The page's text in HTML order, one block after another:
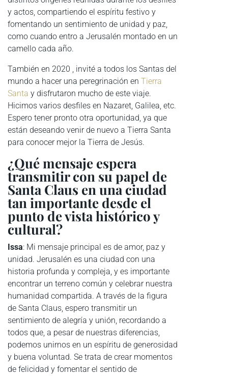
y actos, compartiendo el espíritu festivo y
fomentando un sentimiento de unidad y paz,
como cuando entro a Jerusalén montado en un
camello cada año.
También en 2020 , invité a todos los Santas del
mundo a hacer una peregrinación en Tierra
Santa y disfrutaron mucho de este viaje.
Hicimos varios desfiles en Nazaret, Galilea, etc.
Espero tener pronto otra oportunidad, ya que
están deseando venir de nuevo a Tierra Santa
para conocer mejor la Tierra de Jesús.
¿Qué mensaje espera
transmitir con su papel de
Santa Claus en una ciudad
tan importante desde el
punto de vista histórico y
cultural?
Issa: Mi mensaje principal es de amor, paz y
unidad. Jerusalén es una ciudad con una
historia profunda y compleja, y es importante
encontrar un terreno común y celebrar nuestra
humanidad compartida. A través de la figura
de Santa Claus, espero transmitir un
sentimiento de alegría y unión, recordando a
todos que, a pesar de nuestras diferencias,
podemos unirnos en un espíritu de generosidad
y buena voluntad. Se trata de crear momentos
de felicidad y fomentar el sentido de